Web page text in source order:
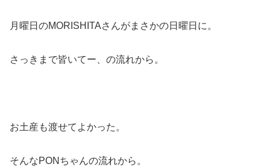
月曜日のMORISHITAさんがまさかの日曜日に。
さっきまで皆いてー、の流れから。
お土産も渡せてよかった。
そんなPONちゃんの流れから。